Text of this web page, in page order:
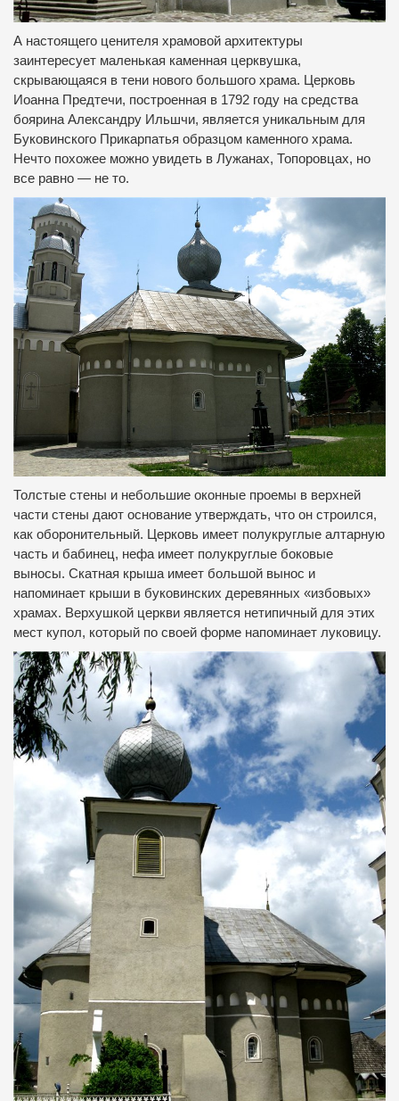
А настоящего ценителя храмовой архитектуры
заинтересует маленькая каменная церквушка,
скрывающаяся в тени нового большого храма. Церковь
Иоанна Предтечи, построенная в 1792 году на средства
боярина Александру Ильшчи, является уникальным для
Буковинского Прикарпатья образцом каменного храма.
Нечто похожее можно увидеть в Лужанах, Топоровцах, но
все равно — не то.
Толстые стены и небольшие оконные проемы в верхней
части стены дают основание утверждать, что он строился,
как оборонительный. Церковь имеет полукруглые алтарную
часть и бабинец, нефа имеет полукруглые боковые
выносы. Скатная крыша имеет большой вынос и
напоминает крыши в буковинских деревянных «избовых»
храмах. Верхушкой церкви является нетипичный для этих
мест купол, который по своей форме напоминает луковицу.